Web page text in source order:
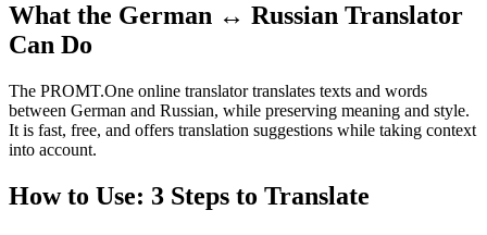
What the German ↔ Russian Translator
Can Do
The PROMT.One online translator translates texts and words
between German and Russian, while preserving meaning and style.
It is fast, free, and offers translation suggestions while taking context
into account.
How to Use: 3 Steps to Translate